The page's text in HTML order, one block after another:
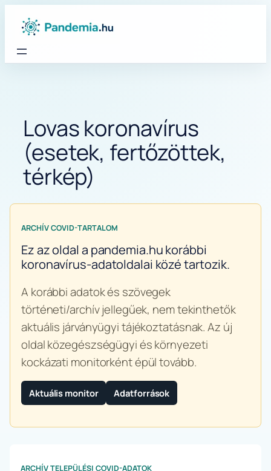
Lovas koronavírus
(esetek, fertőzöttek,
térkép)
ARCHÍV COVID-TARTALOM
Ez az oldal a pandemia.hu korábbi
koronavírus-adatoldalai közé tartozik.
A korábbi adatok és szövegek
történeti/archív jellegűek, nem tekinthetők
aktuális járványügyi tájékoztatásnak. Az új
oldal közegészségügyi és környezeti
kockázati monitorként épül tovább.
Aktuális monitor Adatforrások
ARCHÍV TELEPÜLÉSI COVID-ADATOK